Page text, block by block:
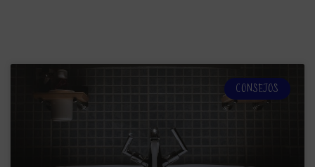
CONSEJOS